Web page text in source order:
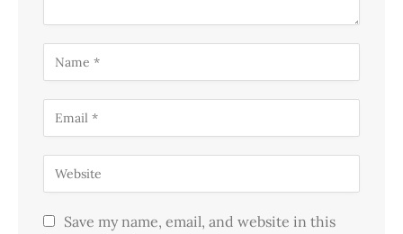
Save my name, email, and website in this